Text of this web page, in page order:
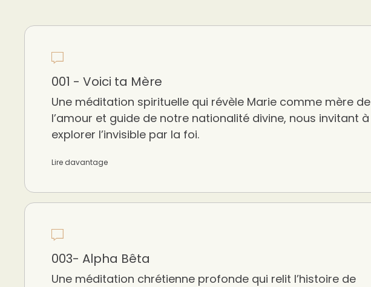
001 - Voici ta Mère
Une méditation spirituelle qui révèle Marie comme mère de
l’amour et guide de notre nationalité divine, nous invitant à
explorer l’invisible par la foi.
Lire davantage
003- Alpha Bêta
Une méditation chrétienne profonde qui relit l’histoire de